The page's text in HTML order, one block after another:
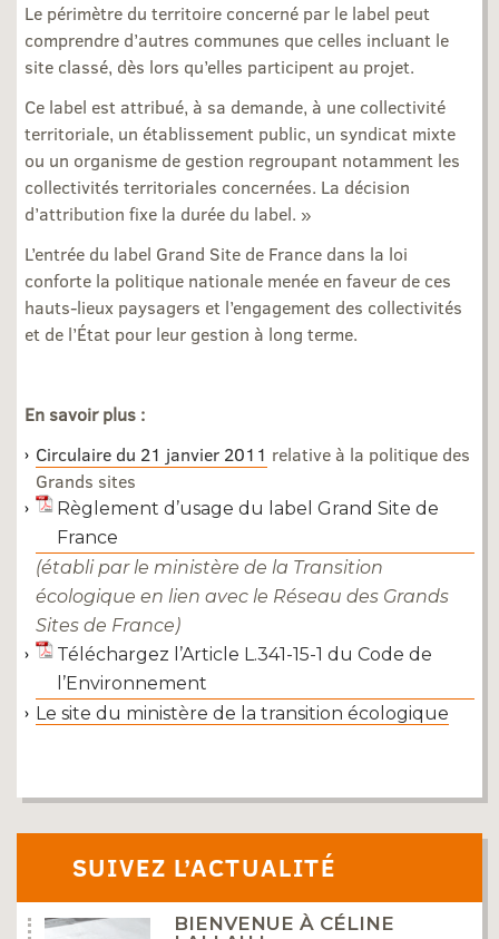
Le périmètre du territoire concerné par le label peut
comprendre d’autres communes que celles incluant le
site classé, dès lors qu’elles participent au projet.
Ce label est attribué, à sa demande, à une collectivité
territoriale, un établissement public, un syndicat mixte
ou un organisme de gestion regroupant notamment les
collectivités territoriales concernées. La décision
d’attribution fixe la durée du label. »
L’entrée du label Grand Site de France dans la loi
conforte la politique nationale menée en faveur de ces
hauts-lieux paysagers et l’engagement des collectivités
et de l’État pour leur gestion à long terme.
En savoir plus :
Circulaire du 21 janvier 2011 relative à la politique des
Grands sites
Règlement d’usage du label Grand Site de
France
(établi par le ministère de la Transition
écologique en lien avec le Réseau des Grands
Sites de France)
Téléchargez l’Article L.341-15-1 du Code de
l’Environnement
Le site du ministère de la transition écologique
SUIVEZ L’ACTUALITÉ
BIENVENUE À CÉLINE